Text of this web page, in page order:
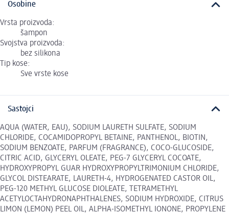
Osobine
Vrsta proizvoda:
šampon
Svojstva proizvoda:
bez silikona
Tip kose:
Sve vrste kose
Sastojci
AQUA (WATER, EAU), SODIUM LAURETH SULFATE, SODIUM
CHLORIDE, COCAMIDOPROPYL BETAINE, PANTHENOL, BIOTIN,
SODIUM BENZOATE, PARFUM (FRAGRANCE), COCO-GLUCOSIDE,
CITRIC ACID, GLYCERYL OLEATE, PEG-7 GLYCERYL COCOATE,
HYDROXYPROPYL GUAR HYDROXYPROPYLTRIMONIUM CHLORIDE,
GLYCOL DISTEARATE, LAURETH-4, HYDROGENATED CASTOR OIL,
PEG-120 METHYL GLUCOSE DIOLEATE, TETRAMETHYL
ACETYLOCTAHYDRONAPHTHALENES, SODIUM HYDROXIDE, CITRUS
LIMON (LEMON) PEEL OIL, ALPHA-ISOMETHYL IONONE, PROPYLENE